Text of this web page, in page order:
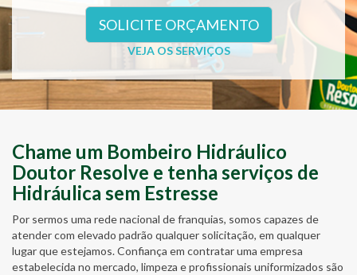
SOLICITE ORÇAMENTO
VEJA OS SERVIÇOS
Chame um Bombeiro Hidráulico
Doutor Resolve e tenha serviços de
Hidráulica sem Estresse
Por sermos uma rede nacional de franquias, somos capazes de
atender com elevado padrão qualquer solicitação, em qualquer
lugar que estejamos. Confiança em contratar uma empresa
estabelecida no mercado, limpeza e profissionais uniformizados são